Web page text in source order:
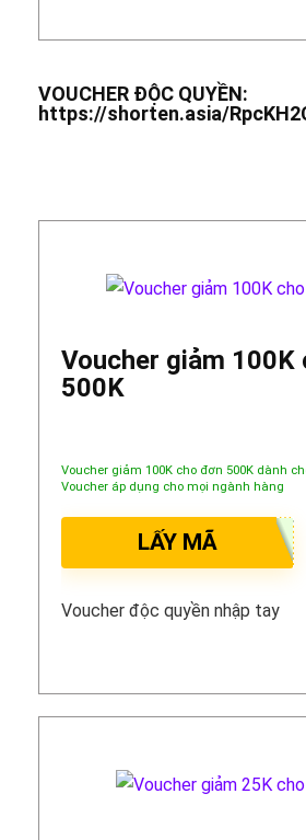
VOUCHER ĐỘC QUYỀN:
https://shorten.asia/
Voucher giảm 100K
500K
Voucher giảm 100K cho đơn 500K dành
Voucher áp dụng cho mọi ngành hàng
LẤY MÃ
Voucher độc quyền nhập tay